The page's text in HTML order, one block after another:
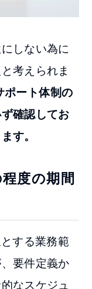
しない為に
考えられま
ポート体制の
確認してお
す。
度の期間
する業務範
要件定義か
なスケジュ